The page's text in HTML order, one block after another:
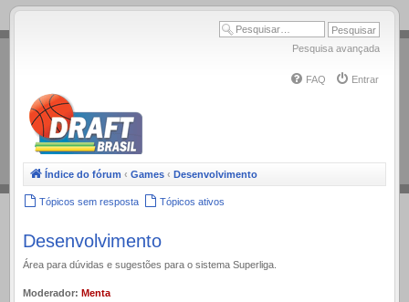
.
Pesquisa avançada
FAQ Entrar
Índice do fórum ‹ Games ‹ Desenvolvimento
Tópicos sem resposta Tópicos ativos
Desenvolvimento
Área para dúvidas e sugestões para o sistema Superliga.
Moderador: Menta